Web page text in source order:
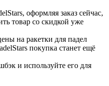
оформляя заказ сейчас,
товар со скидкой уже
на ракетки для падел
покупка станет ещё
и используйте его для